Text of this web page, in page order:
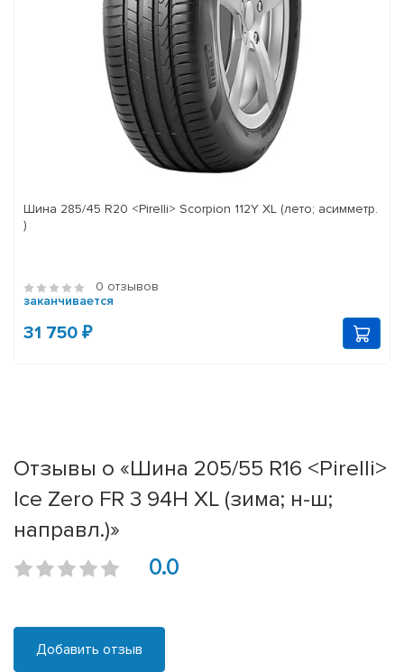
Шина 285/45 R20 <Pirelli> Scorpion 112Y XL (лето; асимметр.
)
0 отзывов
заканчивается
31 750 ₽
Отзывы о «Шина 205/55 R16 <Pirelli>
Ice Zero FR 3 94H XL (зима; н-ш;
направл.)»
0.0
Добавить отзыв